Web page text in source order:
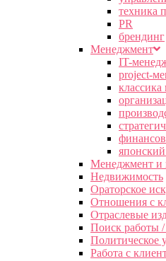
техника
PR
брендинг
Менеджмент
IT-
project-
Менеджмент и
Недвижимость
Ораторское
Отношения с
Отраслевые
Поиск работы /
Политическое
Работа с